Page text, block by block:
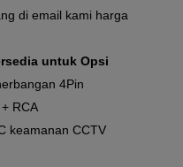
di email kami harga
untuk Opsi
4Pin
RCA
keamanan CCTV